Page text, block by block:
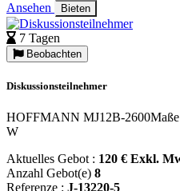
Ansehen Bieten
7 Tagen
Beobachten
Diskussionsteilnehmer
HOFFMANN MJ12B-
W
Aktuelles Gebot : 120 € Exkl.
Anzahl Gebot(e) 8
Referenze : J-13220-5